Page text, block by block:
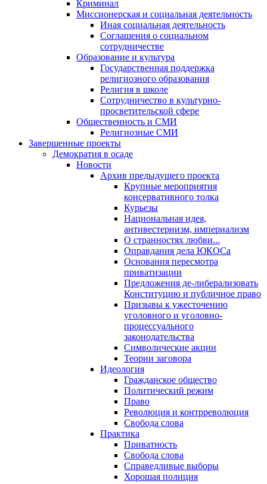
Криминал
Миссионерская и социальная деятельность
Иная социальная деятельность
Соглашения о социальном
сотрудничестве
Образование и культура
Государственная поддержка
религиозного образования
Религия в школе
Сотрудничество в культурно-
просветительской сфере
Общественность и СМИ
Религиозные СМИ
Завершенные проекты
Демократия в осаде
Новости
Архив предыдущего проекта
Крупные мероприятия
консервативного толка
Курьезы
Национальная идея,
антивестернизм, империализм
О странностях любви...
Оправдания дела ЮКОСа
Основания пересмотра
приватизации
Предложения де-либерализовать
Конституцию и публичное право
Призывы к ужесточению
уголовного и уголовно-
процессуального
законодательства
Символические акции
Теории заговора
Идеология
Гражданское общество
Политический режим
Право
Революция и контрреволюция
Свобода слова
Практика
Приватность
Свобода слова
Справедливые выборы
Хорошая полиция